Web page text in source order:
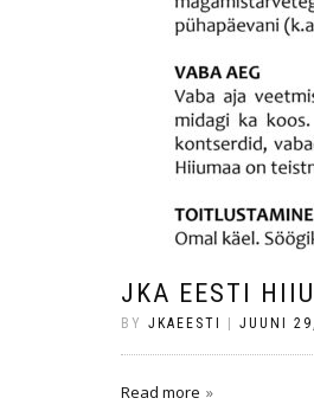
JKA EESTI
BY JKAEESTI JUUNI
Read more